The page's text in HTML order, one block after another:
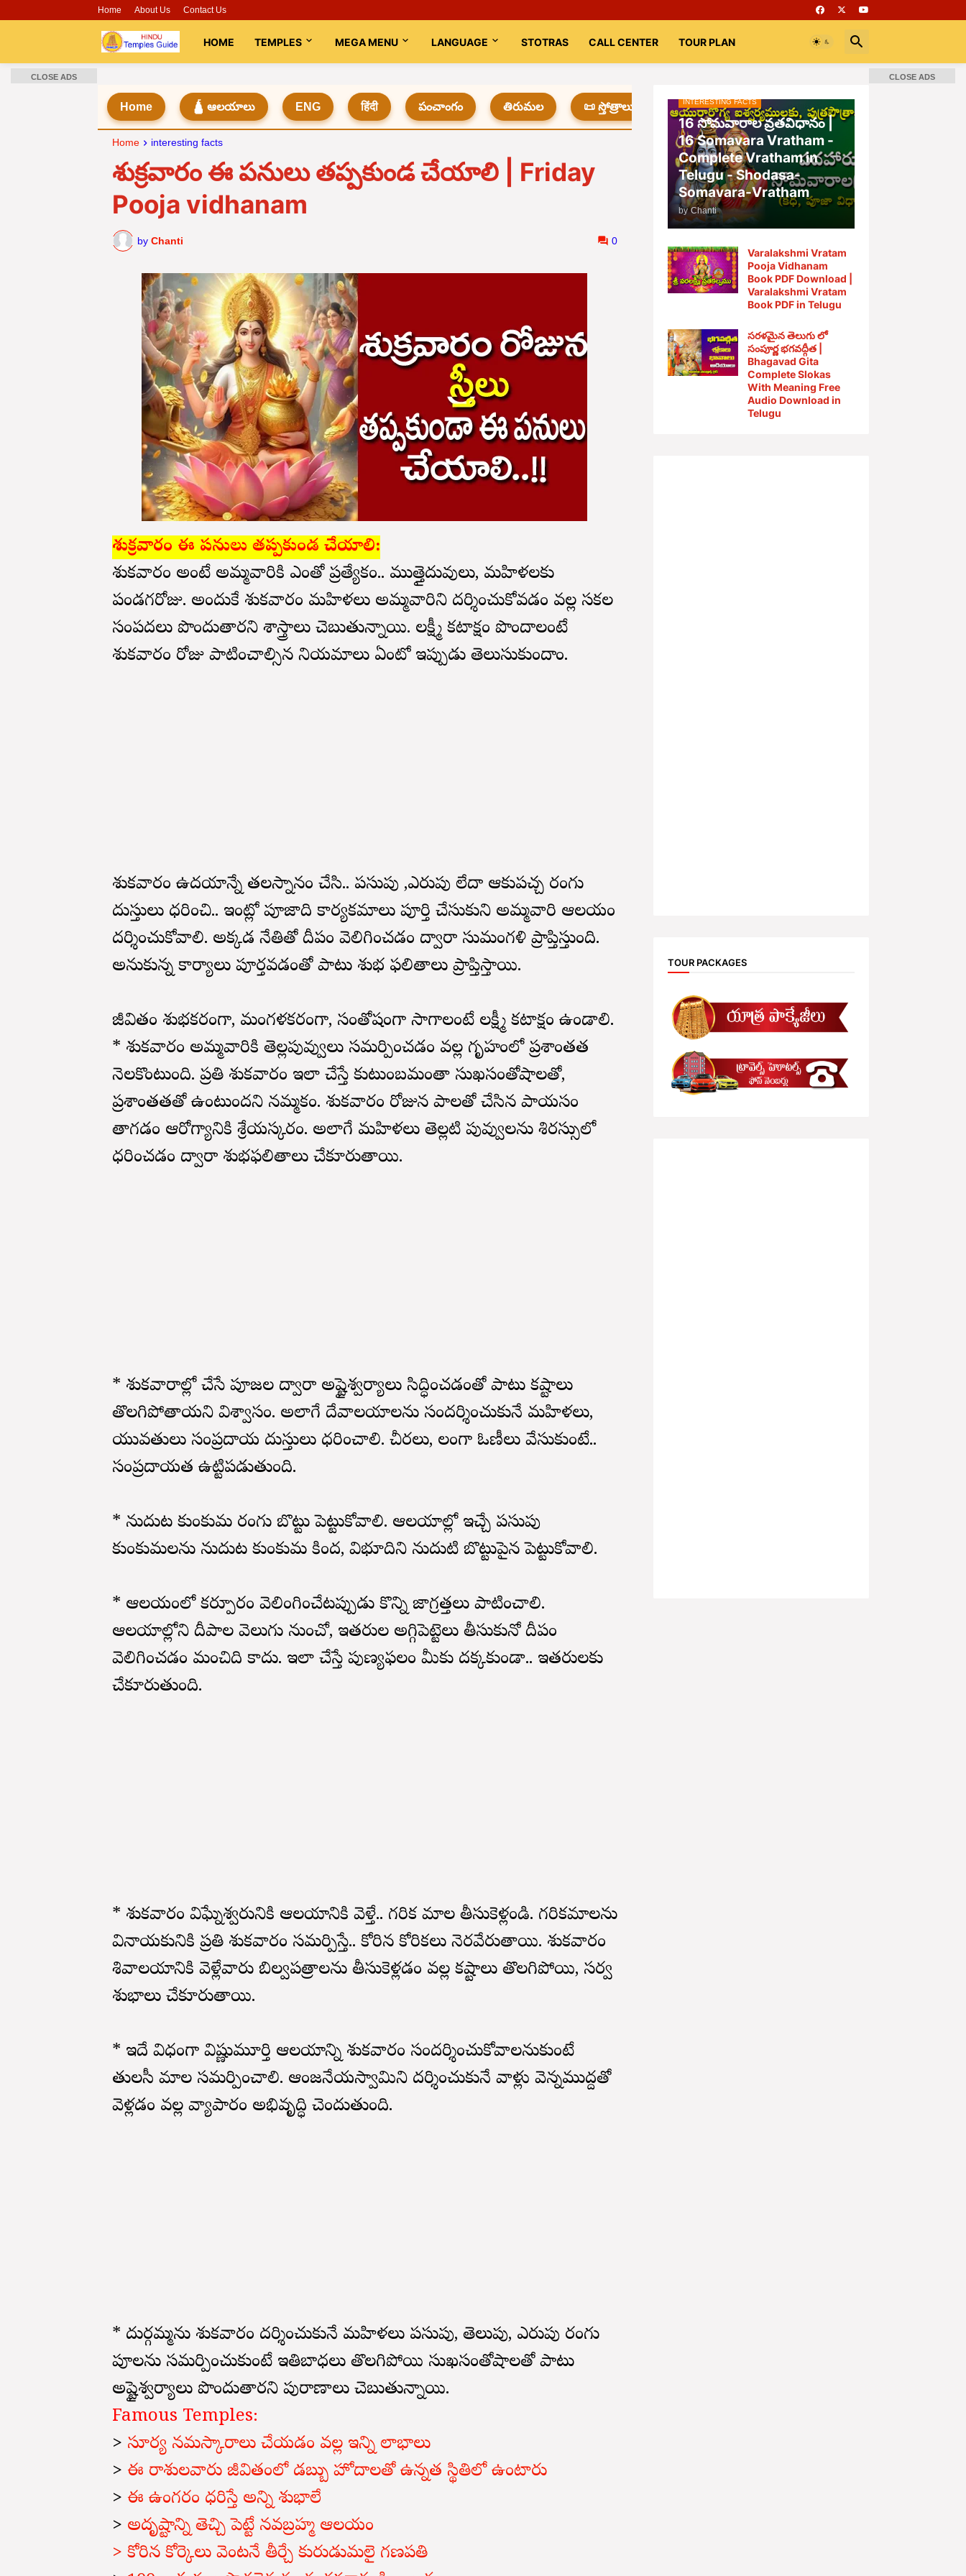
Home About Us Contact Us
HOME TEMPLES MEGA MENU LANGUAGE STOTRAS CALL CENTER TOUR PLAN
Home 🛕 ఆలయాలు ENG हिंदी పంచాంగం తిరుమల 📜 స్తోత్రాలు 📚 Books Rooms భగవద్గీత
Home interesting facts
శుక్రవారం ఈ పనులు తప్పకుండ చేయాలి | Friday
Pooja vidhanam
by Chanti 0
శుక్రవారం ఈ పనులు తప్పకుండ చేయాలి:
శుక్రవారం అంటే అమ్మవారికి ఎంతో ప్రత్యేకం.. ముత్తైదువులు, మహిళలకు
పండగరోజు. అందుకే శుక్రవారం మహిళలు అమ్మవారిని దర్శించుకోవడం వల్ల సకల
సంపదలు పొందుతారని శాస్త్రాలు చెబుతున్నాయి. లక్ష్మీ కటాక్షం పొందాలంటే
శుక్రవారం రోజు పాటించాల్సిన నియమాలు ఏంటో ఇప్పుడు తెలుసుకుందాం.
శుక్రవారం ఉదయాన్నే తలస్నానం చేసి.. పసుపు ,ఎరుపు లేదా ఆకుపచ్చ రంగు
దుస్తులు ధరించి.. ఇంట్లో పూజాది కార్యక్రమాలు పూర్తి చేసుకుని అమ్మవారి ఆలయం
దర్శించుకోవాలి. అక్కడ నేతితో దీపం వెలిగించడం ద్వారా సుమంగళి ప్రాప్తిస్తుంది.
అనుకున్న కార్యాలు పూర్తవడంతో పాటు శుభ ఫలితాలు ప్రాప్తిస్తాయి.
జీవితం శుభకరంగా, మంగళకరంగా, సంతోషంగా సాగాలంటే లక్ష్మీ కటాక్షం ఉండాలి.
* శుక్రవారం అమ్మవారికి తెల్లపువ్వులు సమర్పించడం వల్ల గృహంలో ప్రశాంతత
నెలకొంటుంది. ప్రతి శుక్రవారం ఇలా చేస్తే కుటుంబమంతా సుఖసంతోషాలతో,
ప్రశాంతతతో ఉంటుందని నమ్మకం. శుక్రవారం రోజున పాలతో చేసిన పాయసం
తాగడం ఆరోగ్యానికి శ్రేయస్కరం. అలాగే మహిళలు తెల్లటి పువ్వులను శిరస్సులో
ధరించడం ద్వారా శుభఫలితాలు చేకూరుతాయి.
* శుక్రవారాల్లో చేసే పూజల ద్వారా అష్టైశ్వర్యాలు సిద్ధించడంతో పాటు కష్టాలు
తొలగిపోతాయని విశ్వాసం. అలాగే దేవాలయాలను సందర్శించుకునే మహిళలు,
యువతులు సంప్రదాయ దుస్తులు ధరించాలి. చీరలు, లంగా ఓణీలు వేసుకుంటే..
సంప్రదాయత ఉట్టిపడుతుంది.
* నుదుట కుంకుమ రంగు బొట్టు పెట్టుకోవాలి. ఆలయాల్లో ఇచ్చే పసుపు
కుంకుమలను నుదుట కుంకుమ కింద, విభూదిని నుదుటి బొట్టుపైన పెట్టుకోవాలి.
* ఆలయంలో కర్పూరం వెలింగించేటప్పుడు కొన్ని జాగ్రత్తలు పాటించాలి.
ఆలయాల్లోని దీపాల వెలుగు నుంచో, ఇతరుల అగ్గిపెట్టెలు తీసుకునో దీపం
వెలిగించడం మంచిది కాదు. ఇలా చేస్తే పుణ్యఫలం మీకు దక్కకుండా.. ఇతరులకు
చేకూరుతుంది.
* శుక్రవారం విఘ్నేశ్వరునికి ఆలయానికి వెళ్తే.. గరిక మాల తీసుకెళ్లండి. గరికమాలను
వినాయకునికి ప్రతి శుక్రవారం సమర్పిస్తే.. కోరిన కోరికలు నెరవేరుతాయి. శుక్రవారం
శివాలయానికి వెళ్లేవారు బిల్వపత్రాలను తీసుకెళ్లడం వల్ల కష్టాలు తొలగిపోయి, సర్వ
శుభాలు చేకూరుతాయి.
* ఇదే విధంగా విష్ణుమూర్తి ఆలయాన్ని శుక్రవారం సందర్శించుకోవాలనుకుంటే
తులసీ మాల సమర్పించాలి. ఆంజనేయస్వామిని దర్శించుకునే వాళ్లు వెన్నముద్దతో
వెళ్లడం వల్ల వ్యాపారం అభివృద్ధి చెందుతుంది.
* దుర్గమ్మను శుక్రవారం దర్శించుకునే మహిళలు పసుపు, తెలుపు, ఎరుపు రంగు
పూలను సమర్పించుకుంటే ఇతిబాధలు తొలగిపోయి సుఖసంతోషాలతో పాటు
అష్టైశ్వర్యాలు పొందుతారని పురాణాలు చెబుతున్నాయి.
Famous Temples:
> సూర్య నమస్కారాలు చేయడం వల్ల ఇన్ని లాభాలు
> ఈ రాశులవారు జీవితంలో డబ్బు హోదాలతో ఉన్నత స్థితిలో ఉంటారు
> ఈ ఉంగరం ధరిస్తే అన్ని శుభాలే
> అదృష్టాన్ని తెచ్చి పెట్టే నవబ్రహ్మ ఆలయం
> కోరిన కోర్కెలు వెంటనే తీర్చే కురుడుమలై గణపతి
INTERESTING FACTS
16 సోమవారాల వ్రతవిధానం |
16 Somavara Vratham -
Complete Vratham in
Telugu - Shodasa-
Somavara-Vratham
by Chanti
Varalakshmi Vratam
Pooja Vidhanam
Book PDF Download |
Varalakshmi Vratam
Book PDF in Telugu
సరళమైన తెలుగు లో
సంపూర్ణ భగవద్గీత |
Bhagavad Gita
Complete Slokas
With Meaning Free
Audio Download in
Telugu
TOUR PACKAGES
CLOSE ADS CLOSE ADS